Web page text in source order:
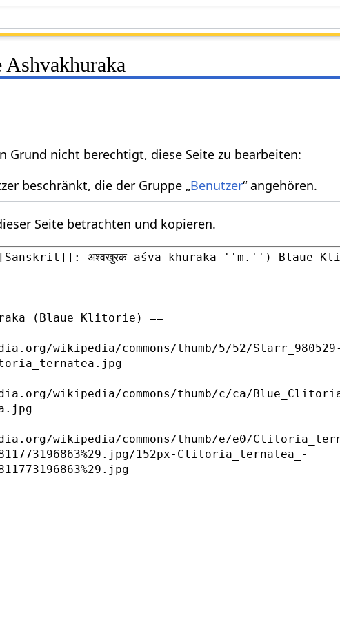
Ashvakhuraka
Grund nicht berechtigt, diese Seite zu bearbeiten:
beschränkt, die der Gruppe „Benutzer“ angehören.
Seite betrachten und kopieren.